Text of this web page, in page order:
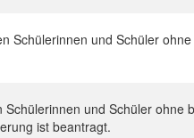
Schülerinnen und Schüler
und Schüler ohne
ist beantragt.